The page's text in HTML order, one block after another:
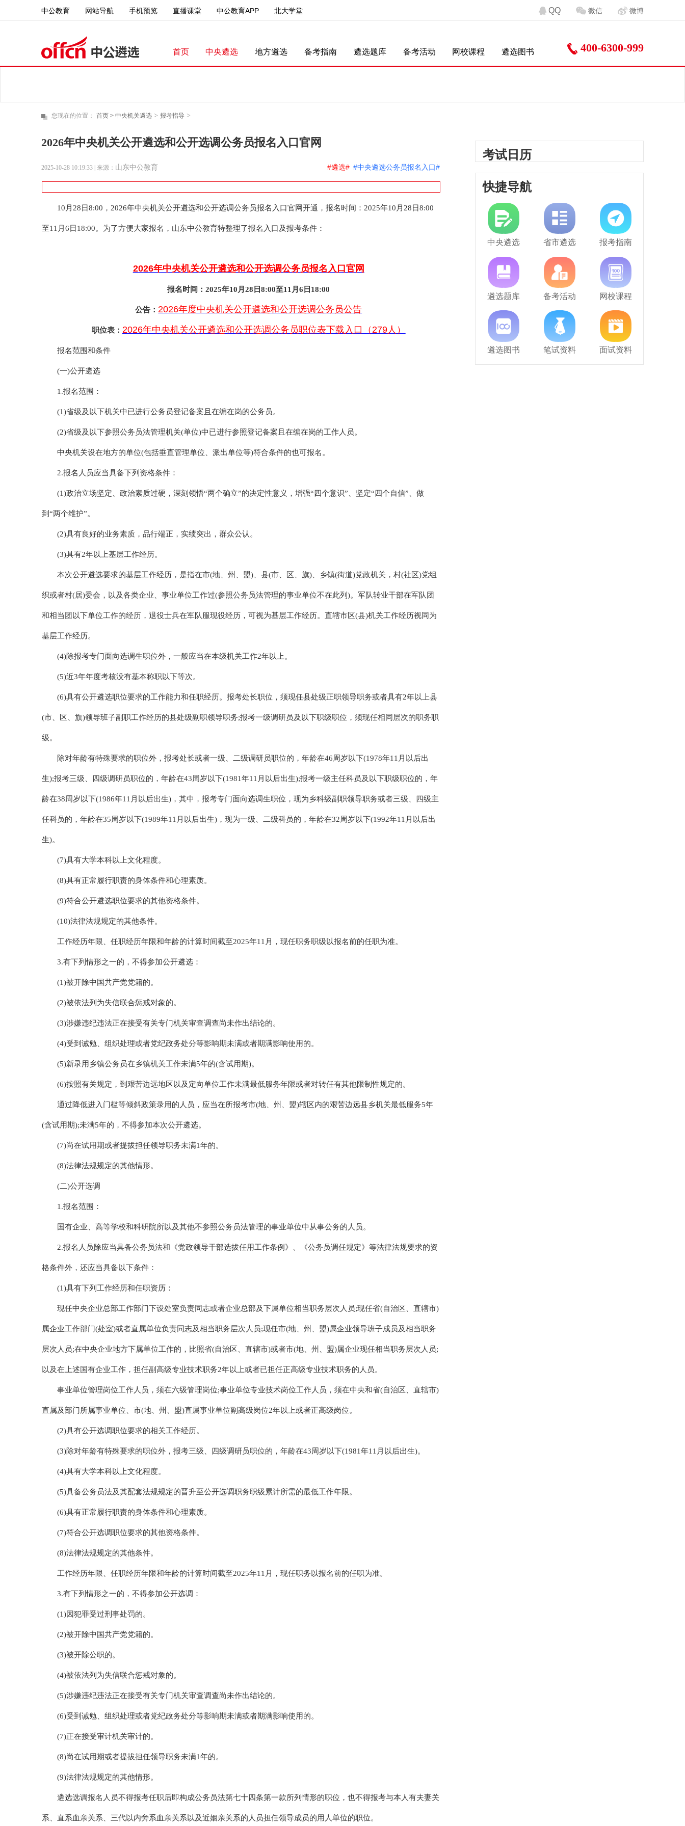
中公教育 网站导航 手机预览 直播课堂 中公教育APP 北大学堂 QQ 微信 微博
首页 中央遴选 地方遴选 备考指南 遴选题库 备考活动 网校课程 遴选图书 400-6300-999
您现在的位置： 首页 > 中央机关遴选> 报考指导 >
2026年中央机关公开遴选和公开选调公务员报名入口官网
2025-10-28 10:19:33| 来源： 山东中公教育 #遴选# #中央遴选公务员报名入口#
10月28日8:00，2026年中央机关公开遴选和公开选调公务员报名入口官网开通，报名时间：2025年10月28日8:00
至11月6日18:00。为了方便大家报名，山东中公教育特整理了报名入口及报考条件：
2026年中央机关公开遴选和公开选调公务员报名入口官网
报名时间：2025年10月28日8:00至11月6日18:00
公告： 2026年度中央机关公开遴选和公开选调公务员公告
职位表： 2026年中央机关公开遴选和公开选调公务员职位表下载入口（279人）
报名范围和条件
(一)公开遴选
1.报名范围：
(1)省级及以下机关中已进行公务员登记备案且在编在岗的公务员。
(2)省级及以下参照公务员法管理机关(单位)中已进行参照登记备案且在编在岗的工作人员。
中央机关设在地方的单位(包括垂直管理单位、派出单位等)符合条件的也可报名。
2.报名人员应当具备下列资格条件：
(1)政治立场坚定、政治素质过硬，深刻领悟“两个确立”的决定性意义，增强“四个意识”、坚定“四个自信”、做
到“两个维护”。
(2)具有良好的业务素质，品行端正，实绩突出，群众公认。
(3)具有2年以上基层工作经历。
本次公开遴选要求的基层工作经历，是指在市(地、州、盟)、县(市、区、旗)、乡镇(街道)党政机关，村(社区)党组
织或者村(居)委会，以及各类企业、事业单位工作过(参照公务员法管理的事业单位不在此列)。军队转业干部在军队团
和相当团以下单位工作的经历，退役士兵在军队服现役经历，可视为基层工作经历。直辖市区(县)机关工作经历视同为
基层工作经历。
(4)除报考专门面向选调生职位外，一般应当在本级机关工作2年以上。
(5)近3年年度考核没有基本称职以下等次。
(6)具有公开遴选职位要求的工作能力和任职经历。报考处长职位，须现任县处级正职领导职务或者具有2年以上县
(市、区、旗)领导班子副职工作经历的县处级副职领导职务;报考一级调研员及以下职级职位，须现任相同层次的职务职
级。
除对年龄有特殊要求的职位外，报考处长或者一级、二级调研员职位的，年龄在46周岁以下(1978年11月以后出
生);报考三级、四级调研员职位的，年龄在43周岁以下(1981年11月以后出生);报考一级主任科员及以下职级职位的，年
龄在38周岁以下(1986年11月以后出生)，其中，报考专门面向选调生职位，现为乡科级副职领导职务或者三级、四级主
任科员的，年龄在35周岁以下(1989年11月以后出生)，现为一级、二级科员的，年龄在32周岁以下(1992年11月以后出
生)。
(7)具有大学本科以上文化程度。
(8)具有正常履行职责的身体条件和心理素质。
(9)符合公开遴选职位要求的其他资格条件。
(10)法律法规规定的其他条件。
工作经历年限、任职经历年限和年龄的计算时间截至2025年11月，现任职务职级以报名前的任职为准。
3.有下列情形之一的，不得参加公开遴选：
(1)被开除中国共产党党籍的。
(2)被依法列为失信联合惩戒对象的。
(3)涉嫌违纪违法正在接受有关专门机关审查调查尚未作出结论的。
(4)受到诫勉、组织处理或者党纪政务处分等影响期未满或者期满影响使用的。
(5)新录用乡镇公务员在乡镇机关工作未满5年的(含试用期)。
(6)按照有关规定，到艰苦边远地区以及定向单位工作未满最低服务年限或者对转任有其他限制性规定的。
通过降低进入门槛等倾斜政策录用的人员，应当在所报考市(地、州、盟)辖区内的艰苦边远县乡机关最低服务5年
(含试用期);未满5年的，不得参加本次公开遴选。
(7)尚在试用期或者提拔担任领导职务未满1年的。
(8)法律法规规定的其他情形。
(二)公开选调
1.报名范围：
国有企业、高等学校和科研院所以及其他不参照公务员法管理的事业单位中从事公务的人员。
2.报名人员除应当具备公务员法和《党政领导干部选拔任用工作条例》、《公务员调任规定》等法律法规要求的资
格条件外，还应当具备以下条件：
(1)具有下列工作经历和任职资历：
现任中央企业总部工作部门下设处室负责同志或者企业总部及下属单位相当职务层次人员;现任省(自治区、直辖市)
属企业工作部门(处室)或者直属单位负责同志及相当职务层次人员;现任市(地、州、盟)属企业领导班子成员及相当职务
层次人员;在中央企业地方下属单位工作的，比照省(自治区、直辖市)或者市(地、州、盟)属企业现任相当职务层次人员;
以及在上述国有企业工作，担任副高级专业技术职务2年以上或者已担任正高级专业技术职务的人员。
事业单位管理岗位工作人员，须在六级管理岗位;事业单位专业技术岗位工作人员，须在中央和省(自治区、直辖市)
直属及部门所属事业单位、市(地、州、盟)直属事业单位副高级岗位2年以上或者正高级岗位。
(2)具有公开选调职位要求的相关工作经历。
(3)除对年龄有特殊要求的职位外，报考三级、四级调研员职位的，年龄在43周岁以下(1981年11月以后出生)。
(4)具有大学本科以上文化程度。
(5)具备公务员法及其配套法规规定的晋升至公开选调职务职级累计所需的最低工作年限。
(6)具有正常履行职责的身体条件和心理素质。
(7)符合公开选调职位要求的其他资格条件。
(8)法律法规规定的其他条件。
工作经历年限、任职经历年限和年龄的计算时间截至2025年11月，现任职务以报名前的任职为准。
3.有下列情形之一的，不得参加公开选调：
(1)因犯罪受过刑事处罚的。
(2)被开除中国共产党党籍的。
(3)被开除公职的。
(4)被依法列为失信联合惩戒对象的。
(5)涉嫌违纪违法正在接受有关专门机关审查调查尚未作出结论的。
(6)受到诫勉、组织处理或者党纪政务处分等影响期未满或者期满影响使用的。
(7)正在接受审计机关审计的。
(8)尚在试用期或者提拔担任领导职务未满1年的。
(9)法律法规规定的其他情形。
遴选选调报名人员不得报考任职后即构成公务员法第七十四条第一款所列情形的职位，也不得报考与本人有夫妻关
系、直系血亲关系、三代以内旁系血亲关系以及近姻亲关系的人员担任领导成员的用人单位的职位。
考试日历
快捷导航
中央遴选 省市遴选 报考指南
遴选题库 备考活动 网校课程
遴选图书 笔试资料 面试资料